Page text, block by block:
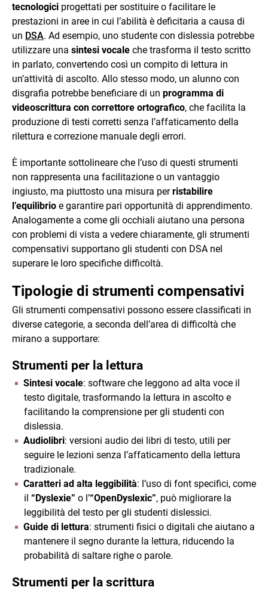
tecnologici progettati per sostituire o facilitare le
prestazioni in aree in cui l’abilità è deficitaria a causa di
un DSA. Ad esempio, uno studente con dislessia potrebbe
utilizzare una sintesi vocale che trasforma il testo scritto
in parlato, convertendo così un compito di lettura in
un’attività di ascolto. Allo stesso modo, un alunno con
disgrafia potrebbe beneficiare di un programma di
videoscrittura con correttore ortografico, che facilita la
produzione di testi corretti senza l’affaticamento della
rilettura e correzione manuale degli errori.
È importante sottolineare che l’uso di questi strumenti
non rappresenta una facilitazione o un vantaggio
ingiusto, ma piuttosto una misura perristabilire
l’equilibrio e garantire pari opportunità di apprendimento.
Analogamente a come gli occhiali aiutano una persona
con problemi di vista a vedere chiaramente, gli strumenti
compensativi supportano gli studenti con DSA nel
superare le loro specifiche difficoltà.
Tipologie di strumenti compensativi
Gli strumenti compensativi possono essere classificati in
diverse categorie, a seconda dell’area di difficoltà che
mirano a supportare:
Strumenti per la lettura
Sintesi vocale: software che leggono ad alta voce il
testo digitale, trasformando la lettura in ascolto e
facilitando la comprensione per gli studenti con
dislessia.
Audiolibri: versioni audio dei libri di testo, utili per
seguire le lezioni senza l’affaticamento della lettura
tradizionale.
Caratteri ad alta leggibilità: l’uso di font specifici, come
il “Dyslexie” o l’“OpenDyslexic”, può migliorare la
leggibilità del testo per gli studenti dislessici.
Guide di lettura: strumenti fisici o digitali che aiutano a
mantenere il segno durante la lettura, riducendo la
probabilità di saltare righe o parole.
Strumenti per la scrittura